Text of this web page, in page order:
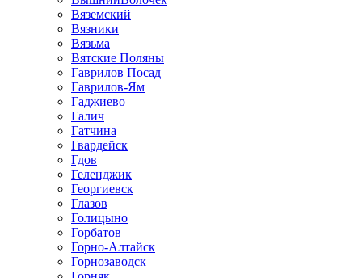
Вяземский
Вязники
Вязьма
Вятские Поляны
Гаврилов Посад
Гаврилов-Ям
Гаджиево
Галич
Гатчина
Гвардейск
Гдов
Геленджик
Георгиевск
Глазов
Голицыно
Горбатов
Горно-Алтайск
Горнозаводск